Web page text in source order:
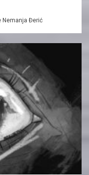
Nemanja Đerić